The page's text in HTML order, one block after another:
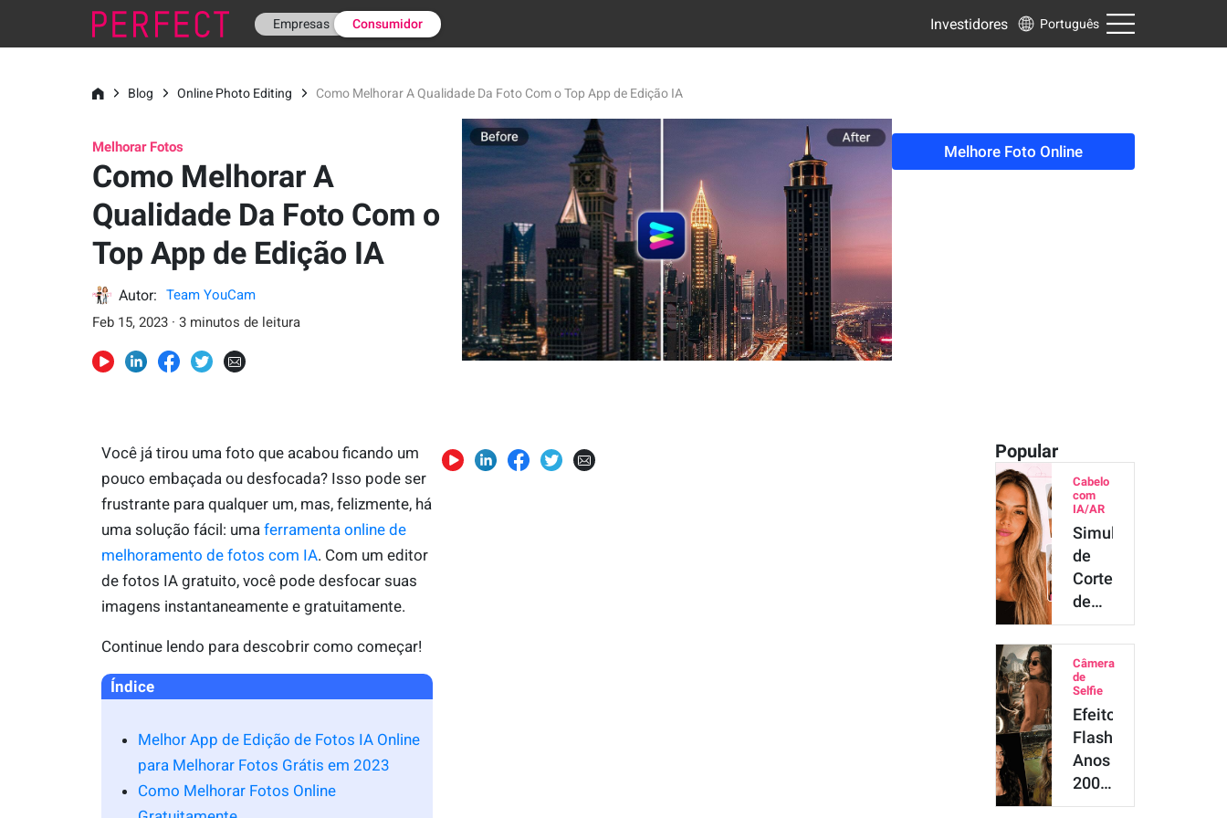
Empresas Consumidor Investidores Português
Blog Online Photo Editing Como Melhorar A Qualidade Da Foto Com o Top App de Edição IA
Melhorar Fotos
Como Melhorar A
Qualidade Da Foto Com o
Top App de Edição IA
Autor:
Team YouCam
Feb 15, 2023 · 3 minutos de leitura
Melhore Foto Online
Você já tirou uma foto que acabou ficando um
pouco embaçada ou desfocada? Isso pode ser
frustrante para qualquer um, mas, felizmente, há
uma solução fácil: uma ferramenta online de
melhoramento de fotos com IA. Com um editor
de fotos IA gratuito, você pode desfocar suas
imagens instantaneamente e gratuitamente.
Continue lendo para descobrir como começar!
Índice
Melhor App de Edição de Fotos IA Online
para Melhorar Fotos Grátis em 2023
Como Melhorar Fotos Online
Popular
Cabelo
com
IA/AR
Simulador
de
Corte
de
Cabelo
Online
Grátis
com
IA
Câmera
de
Selfie
Efeito
Flash
Anos
2000:
Como